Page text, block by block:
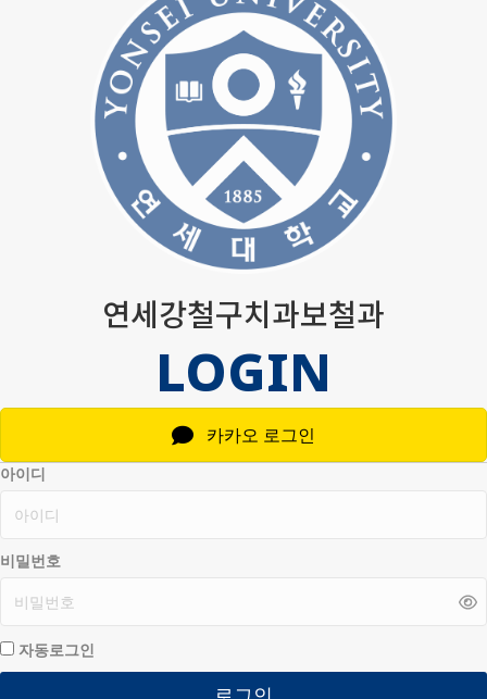
연세강철구치과보철과
LOGIN
카카오 로그인
아이디
비밀번호
자동로그인